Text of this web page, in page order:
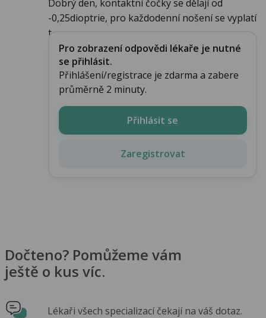
Dobrý den, kontaktní čočky se dělají od
-0,25dioptrie, pro každodenní nošení se vyplatí
t...
Pro zobrazení odpovědi lékaře je nutné
se přihlásit.
Přihlášení/registrace je zdarma a zabere
průměrně 2 minuty.
Přihlásit se
Zaregistrovat
Dočteno? Pomůžeme vám
ještě o kus víc.
Lékaři všech specializací čekají na váš dotaz.